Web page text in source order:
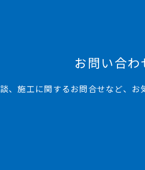
お問い合わ
、施工に関するお問合せなど、お